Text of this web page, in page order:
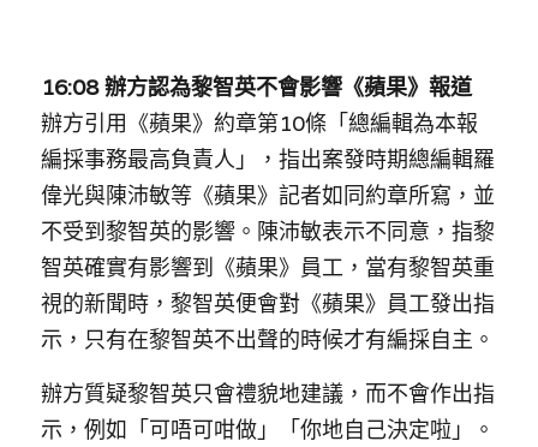
高松傑專欄
林伯強專欄
馮煒光專欄
趙處機專欄
KOL 精選
曾子晴 - 晴深直說
支持讚助
條款及細則
關於我們
English
16:08 辦方認為黎智英不會影響《蘋果》報道
辦方引用《蘋果》約章第10條「總編輯為本報
編採事務最高負責人 」 ， 指出案發時期總編輯羅
偉光與陳沛敏等《蘋果》記者如同約章所寫，並
不受到黎智英的影響。陳沛敏表示不同意，指黎
智英確實有影響到《蘋果》員工，當有黎智英重
視的新聞時，黎智英便會對《蘋果》員工發出指
示，只有在黎智英不出聲的時候才有編採自主。
辦方質疑黎智英只會禮貌地建議，而不會作出指
示 ， 例如「可唔可咁做 」 「你地自己決定啦 」
。